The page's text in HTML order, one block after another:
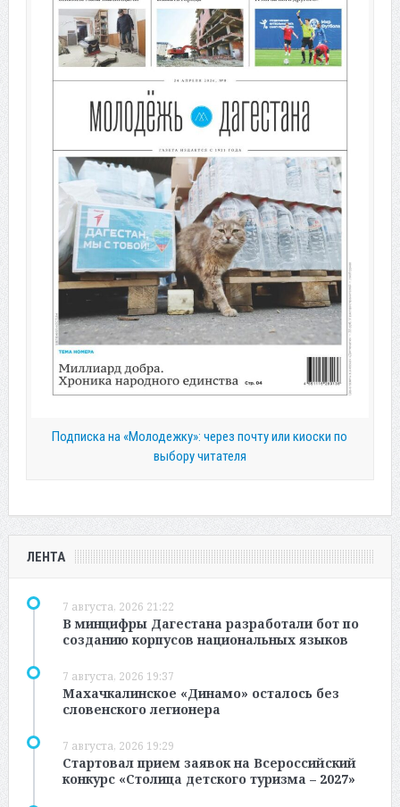
Подписка на «Молодежку»: через почту или киоски по
выбору читателя
ЛЕНТА
7 августа, 2026 21:22
В минцифры Дагестана разработали бот по
созданию корпусов национальных языков
7 августа, 2026 19:37
Махачкалинское «Динамо» осталось без
словенского легионера
7 августа, 2026 19:29
Стартовал прием заявок на Всероссийский
конкурс «Столица детского туризма – 2027»